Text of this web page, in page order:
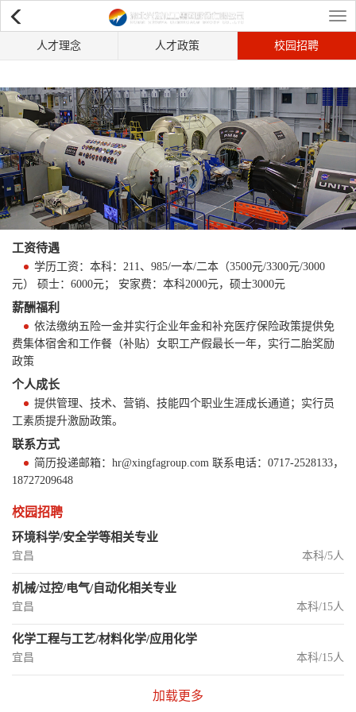
人才理念 人才政策 校园招聘
工资待遇
学历工资：本科：211、985/一本/二本（3500元/3300元/3000
元） 硕士：6000元； 安家费：本科2000元，硕士3000元
薪酬福利
依法缴纳五险一金并实行企业年金和补充医疗保险政策提供免
费集体宿舍和工作餐（补贴）女职工产假最长一年，实行二胎奖励
政策
个人成长
提供管理、技术、营销、技能四个职业生涯成长通道；实行员
工素质提升激励政策。
联系方式
简历投递邮箱：hr@xingfagroup.com 联系电话：0717-2528133，
18727209648
校园招聘
环境科学/安全学等相关专业
宜昌 本科/5人
机械/过控/电气/自动化相关专业
宜昌 本科/15人
化学工程与工艺/材料化学/应用化学
宜昌 本科/15人
加载更多